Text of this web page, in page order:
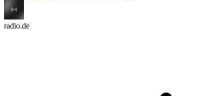
radio.de